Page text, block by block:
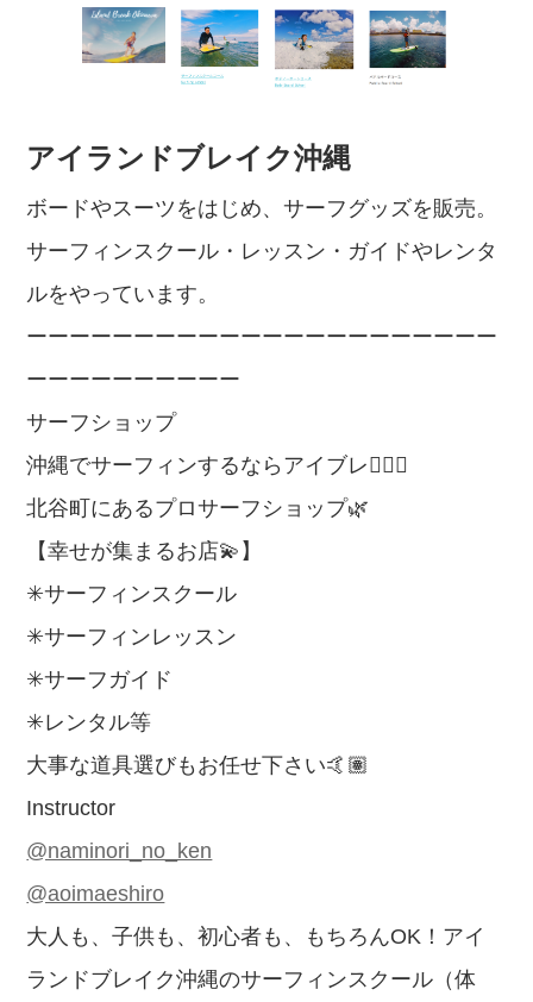
アイランドブレイク沖縄
ボードやスーツをはじめ、サーフグッズを販売。
サーフィンスクール・レッスン・ガイドやレンタ
ルをやっています。
ーーーーーーーーーーーーーーーーーーーーーー
ーーーーーーーーーー
サーフショップ
沖縄でサーフィンするならアイブレ🏄🏽‍♀️
北谷町にあるプロサーフショップ🌿
【幸せが集まるお店💫】
✳︎サーフィンスクール
✳︎サーフィンレッスン
✳︎サーフガイド
✳︎レンタル等
大事な道具選びもお任せ下さい🤙🏽
Instructor
@naminori_no_ken
@aoimaeshiro
大人も、子供も、初心者も、もちろんOK！アイ
ランドブレイク沖縄のサーフィンスクール（体